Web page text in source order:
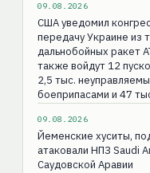
09.08.2026
США уведомил
передачу Украине из
дальнобойных ракет
также войдут 12
2,5 тыс.
боеприпасами и 47
09.08.2026
Йеменские хуситы,
атаковали НПЗ Saudi
Саудовской Аравии